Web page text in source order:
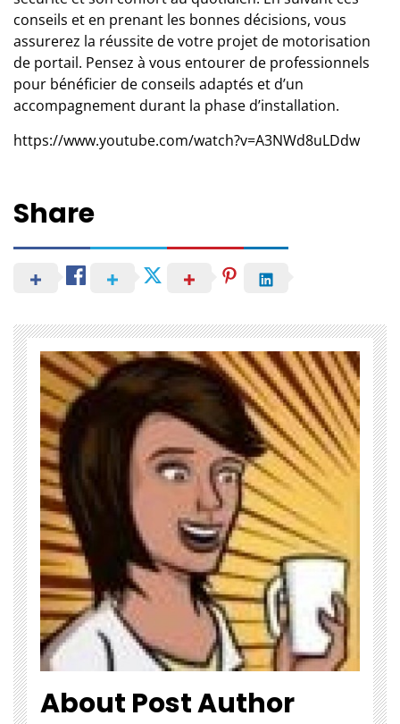
conseils et en prenant les bonnes décisions, vous
assurerez la réussite de votre projet de motorisation
de portail. Pensez à vous entourer de professionnels
pour bénéficier de conseils adaptés et d’un
accompagnement durant la phase d’installation.
https://www.youtube.com/watch?v=A3NWd8uLDdw
Share
About Post Author